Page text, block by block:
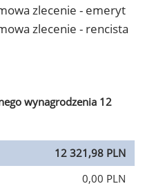
zlecenie - emeryt
zlecenie - rencista
wynagrodzenia 12
12 321,98 PLN
0,00 PLN